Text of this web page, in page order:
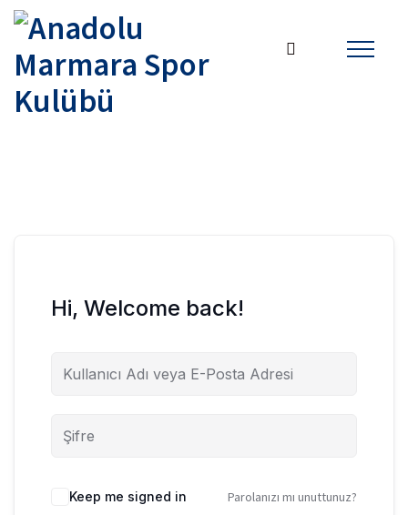
Hi, Welcome back!
Keep me signed in Parolanızı mı unuttunuz?